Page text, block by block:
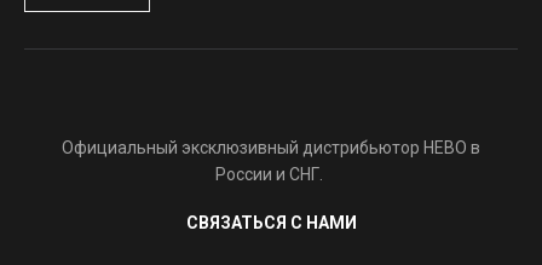
Официальный эксклюзивный дистрибьютор HEBO в
России и СНГ.
СВЯЗАТЬСЯ С НАМИ